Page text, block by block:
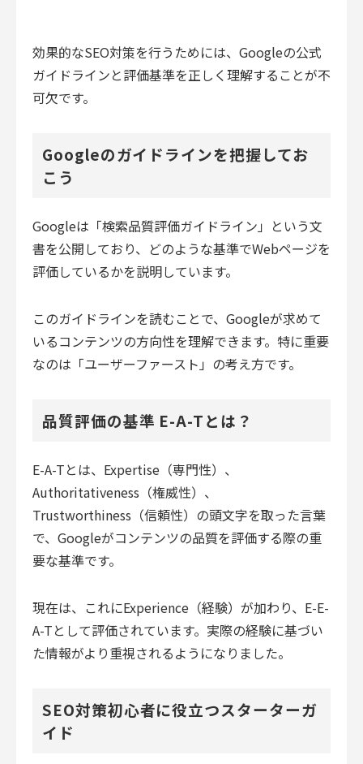
効果的なSEO対策を行うためには、Googleの公式
ガイドラインと評価基準を正しく理解することが不
可欠です。
Googleのガイドラインを把握してお
こう
Googleは「検索品質評価ガイドライン」という文
書を公開しており、どのような基準でWebページを
評価しているかを説明しています。
このガイドラインを読むことで、Googleが求めて
いるコンテンツの方向性を理解できます。特に重要
なのは「ユーザーファースト」の考え方です。
品質評価の基準 E-A-Tとは？
E-A-Tとは、Expertise（専門性）、
Authoritativeness（権威性）、
Trustworthiness（信頼性）の頭文字を取った言葉
で、Googleがコンテンツの品質を評価する際の重
要な基準です。
現在は、これにExperience（経験）が加わり、E-E-
A-Tとして評価されています。実際の経験に基づい
た情報がより重視されるようになりました。
SEO対策初心者に役立つスターターガ
イド